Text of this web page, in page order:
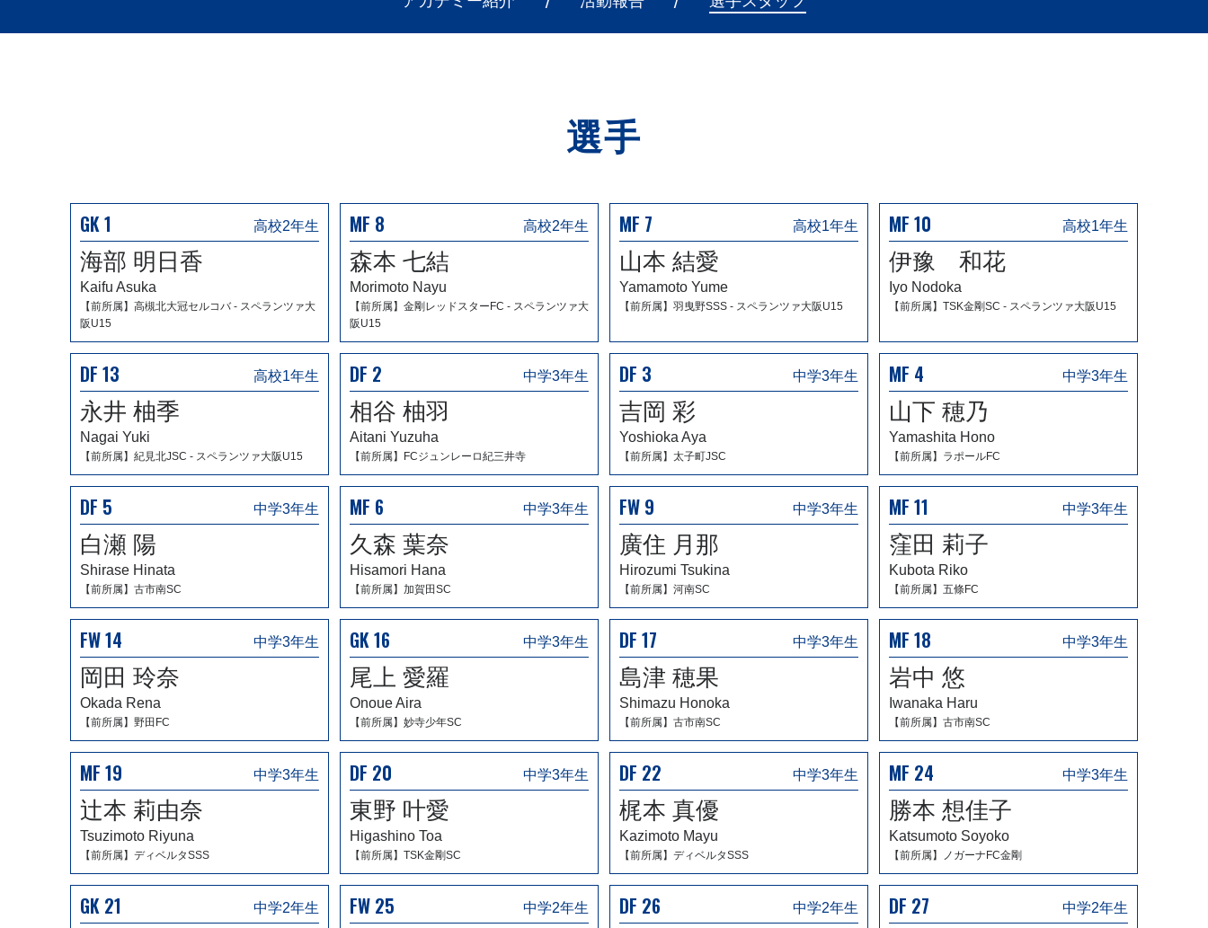
選手
GK 1 高校2年生
海部 明日香
Kaifu Asuka
【前所属】高槻北大冠セルコバ - スペランツァ大
阪U15
MF 8 高校2年生
森本 七結
Morimoto Nayu
【前所属】金剛レッドスターFC - スペランツァ大
阪U15
MF 7 高校1年生
山本 結愛
Yamamoto Yume
【前所属】羽曳野SSS - スペランツァ大阪U15
MF 10 高校1年生
伊豫 和花
Iyo Nodoka
【前所属】TSK金剛SC - スペランツァ大阪U15
DF 13 高校1年生
永井 柚季
Nagai Yuki
【前所属】紀見北JSC - スペランツァ大阪U15
DF 2 中学3年生
相谷 柚羽
Aitani Yuzuha
【前所属】FCジュンレーロ紀三井寺
DF 3 中学3年生
吉岡 彩
Yoshioka Aya
【前所属】太子町JSC
MF 4 中学3年生
山下 穂乃
Yamashita Hono
【前所属】ラポールFC
DF 5 中学3年生
白瀬 陽
Shirase Hinata
【前所属】古市南SC
MF 6 中学3年生
久森 葉奈
Hisamori Hana
【前所属】加賀田SC
FW 9 中学3年生
廣住 月那
Hirozumi Tsukina
【前所属】河南SC
MF 11 中学3年生
窪田 莉子
Kubota Riko
【前所属】五條FC
FW 14 中学3年生
岡田 玲奈
Okada Rena
【前所属】野田FC
GK 16 中学3年生
尾上 愛羅
Onoue Aira
【前所属】妙寺少年SC
DF 17 中学3年生
島津 穂果
Shimazu Honoka
【前所属】古市南SC
MF 18 中学3年生
岩中 悠
Iwanaka Haru
【前所属】古市南SC
MF 19 中学3年生
辻本 莉由奈
Tsuzimoto Riyuna
【前所属】ディベルタSSS
DF 20 中学3年生
東野 叶愛
Higashino Toa
【前所属】TSK金剛SC
DF 22 中学3年生
梶本 真優
Kazimoto Mayu
【前所属】ディベルタSSS
MF 24 中学3年生
勝本 想佳子
Katsumoto Soyoko
【前所属】ノガーナFC金剛
GK 21 中学2年生 FW 25 中学2年生 DF 26 中学2年生 DF 27 中学2年生